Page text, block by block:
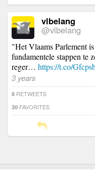
vlbelang
@vlbelang
"Het Vlaams Parlement
fundamentele stappen te
reger… https://t.co/
3 years
8 RETWEETS
30 FAVORITES